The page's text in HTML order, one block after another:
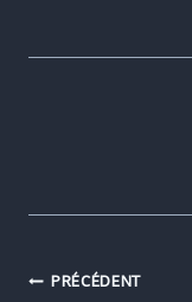
Navigation
PRÉCÉDENT